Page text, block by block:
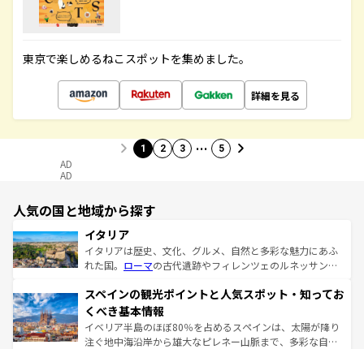
東京で楽しめるねこスポットを集めました。
詳細を見る
1 2 3 … 5
AD
AD
人気の国と地域から探す
イタリア
イタリアは歴史、文化、グルメ、自然と多彩な魅力にあふ
れた国。 ローマの古代遺跡やフィレンツェのルネッサンス
ろん、トスカーナの美しい田園風景やアマルフィ海岸の絶
景など、自然景観も見逃せない。観光の合間には、本場の
ピザやパスタなど、絶品のイタリア料理を堪能することも
できる。朝目覚めてから夜眠るまで、すべての瞬間を楽し
スペインの観光ポイントと人気スポット・知ってお
くべき基本情報
イベリア半島のほぼ80％を占めるスペインは、太陽が降り
注ぐ地中海沿岸から雄大なピレネー山脈まで、多彩な自然